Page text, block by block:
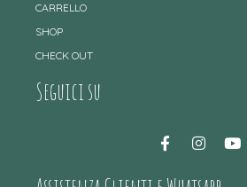
CARRELLO
SHOP
CHECK OUT
Seguici su